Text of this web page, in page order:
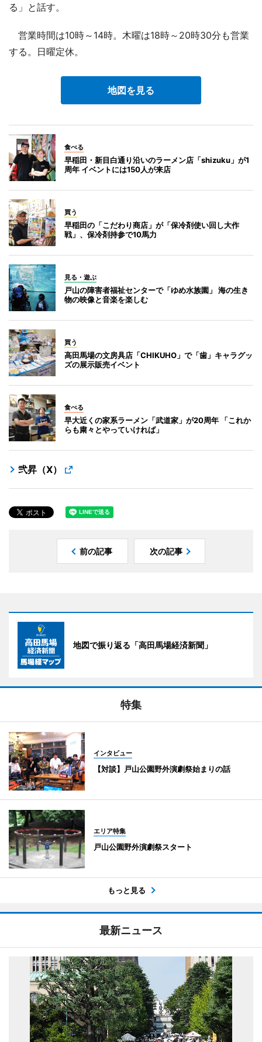
る」と話す。
営業時間は10時～14時。木曜は18時～20時30分も営業
する。日曜定休。
地図を見る
食べる
早稲田・新目白通り沿いのラーメン店「shizuku」が1
周年 イベントには150人が来店
買う
早稲田の「こだわり商店」が「保冷剤使い回し大作
戦」、保冷剤持参で10馬力
見る・遊ぶ
戸山の障害者福祉センターで「ゆめ水族園」 海の生き
物の映像と音楽を楽しむ
買う
高田馬場の文房具店「CHIKUHO」で「歯」キャラグッ
ズの展示販売イベント
食べる
早大近くの家系ラーメン「武道家」が20周年 「これか
らも粛々とやっていければ」
弐昇（X）
前の記事 次の記事
地図で振り返る「高田馬場経済新聞」
特集
インタビュー
【対談】戸山公園野外演劇祭始まりの話
エリア特集
戸山公園野外演劇祭スタート
もっと見る
最新ニュース